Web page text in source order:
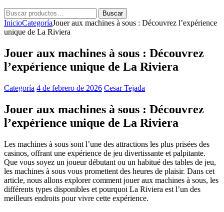
Buscar
por:
Buscar
InicioCategoríaJouer aux machines à sous : Découvrez l’expérience
unique de La Riviera
Jouer aux machines à sous : Découvrez
l’expérience unique de La Riviera
Categoría 4 de febrero de 2026 Cesar Tejada
Jouer aux machines à sous : Découvrez
l’expérience unique de La Riviera
Les machines à sous sont l’une des attractions les plus prisées des
casinos, offrant une expérience de jeu divertissante et palpitante.
Que vous soyez un joueur débutant ou un habitué des tables de jeu,
les machines à sous vous promettent des heures de plaisir. Dans cet
article, nous allons explorer comment jouer aux machines à sous, les
différents types disponibles et pourquoi La Riviera est l’un des
meilleurs endroits pour vivre cette expérience.